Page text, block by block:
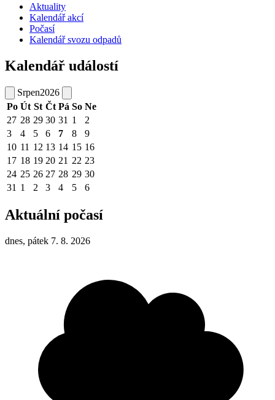
Aktuality
Kalendář akcí
Počasí
Kalendář svozu odpadů
Kalendář událostí
Srpen2026
Po Út St Čt Pá So Ne
27 28 29 30 31 1
2
3
4 5 6 7 8
9
10 11 12 13 14 15 16
17 18 19 20 21 22 23
24 25 26 27 28 29 30
31 1 2 3 4 5 6
Aktuální počasí
dnes, pátek 7. 8. 2026